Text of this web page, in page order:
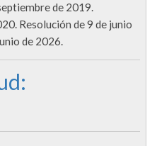
de 2019.
Resolución de 9 de junio
de 2026.